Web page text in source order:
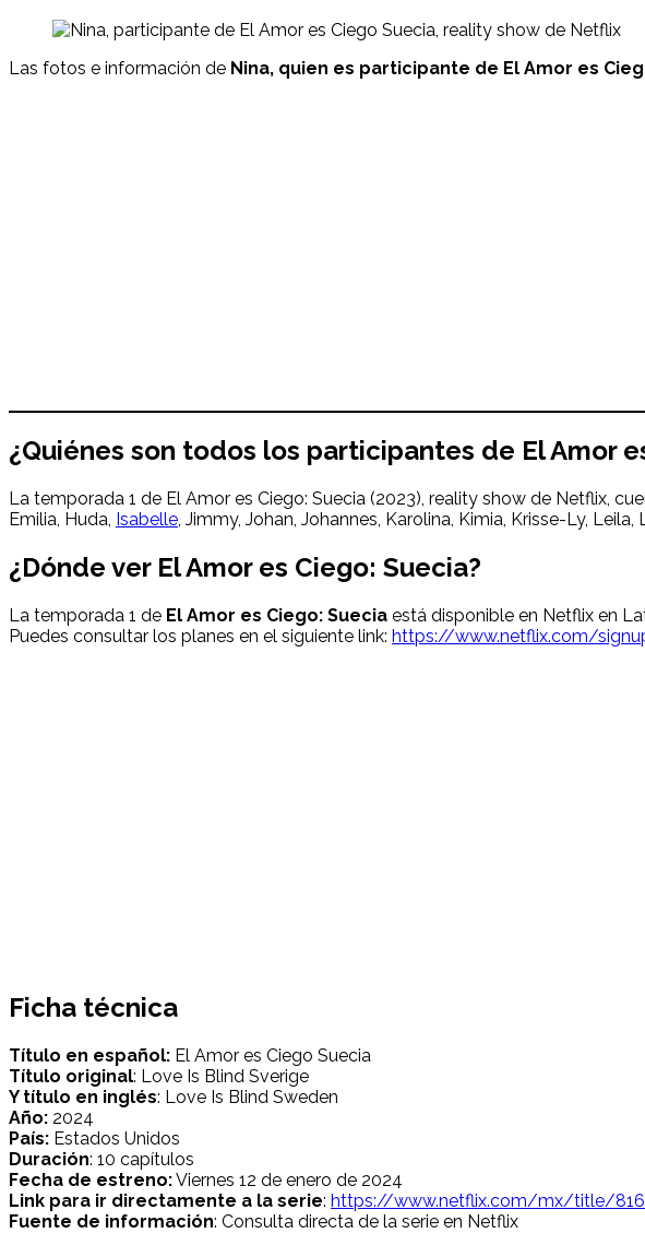
Las fotos e información de Nina, quien es participante de El Amor es
¿Quiénes son todos los participantes de El Amor
La temporada 1 de El Amor es Ciego: Suecia (2023), reality show de Netflix,
Emilia, Huda, Isabelle, Jimmy, Johan, Johannes, Karolina, Kimia, Krisse-Ly, Leila,
¿Dónde ver El Amor es Ciego: Suecia?
La temporada 1 de El Amor es Ciego: Suecia está disponible en Netflix en
Puedes consultar los planes en el siguiente link: https://www.netflix.com/
Ficha técnica
Título en español: El Amor es Ciego Suecia
Título original: Love Is Blind Sverige
Y título en inglés: Love Is Blind Sweden
Año: 2024
País: Estados Unidos
Duración: 10 capítulos
Fecha de estreno:Viernes 12 de enero de 2024
Link para ir directamente a la serie: https://www.netflix.com/mx/title/
Fuente de información: Consulta directa de la serie en Netflix